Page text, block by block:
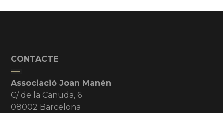
CONTACTE
Associació Joan Manén
C/ de la Canuda, 6
08002 Barcelona